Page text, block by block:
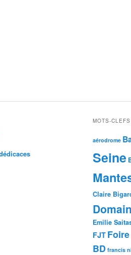
MOTS-CLEFS
aérodrome
Seine
Claire
Emilie
FJT
BD francis